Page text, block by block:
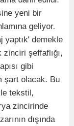
yeni bir
geliyor.
yaptık' demekle
şeffaflığı,
gibi
şart olacak. Bu
tekstil,
zincirinde
dışında